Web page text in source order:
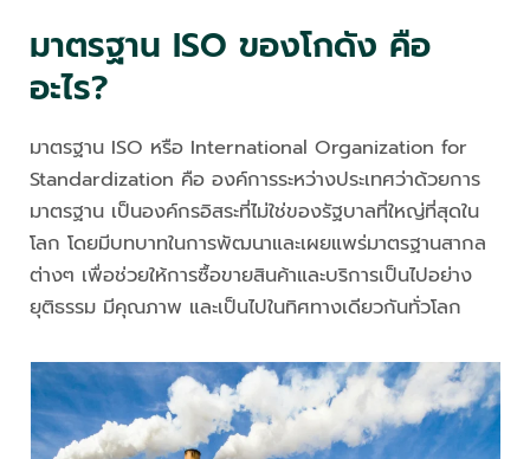
มาตรฐาน ISO ของโกดัง คือ
อะไร?
มาตรฐาน ISO หรือ International Organization for
Standardization คือ องค์การระหว่างประเทศว่าด้วยการ
มาตรฐาน เป็นองค์กรอิสระที่ไม่ใช่ของรัฐบาลที่ใหญ่ที่สุดใน
โลก โดยมีบทบาทในการพัฒนาและเผยแพร่มาตรฐานสากล
ต่างๆ เพื่อช่วยให้การซื้อขายสินค้าและบริการเป็นไปอย่าง
ยุติธรรม มีคุณภาพ และเป็นไปในทิศทางเดียวกันทั่วโลก